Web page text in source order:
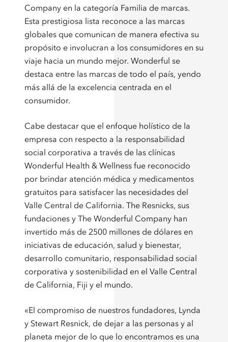
Company en la categoría Familia de marcas.
Esta prestigiosa lista reconoce a las marcas
globales que comunican de manera efectiva su
propósito e involucran a los consumidores en su
viaje hacia un mundo mejor. Wonderful se
destaca entre las marcas de todo el país, yendo
más allá de la excelencia centrada en el
consumidor.
Cabe destacar que el enfoque holístico de la
empresa con respecto a la responsabilidad
social corporativa a través de las clínicas
Wonderful Health & Wellness fue reconocido
por brindar atención médica y medicamentos
gratuitos para satisfacer las necesidades del
Valle Central de California. The Resnicks, sus
fundaciones y The Wonderful Company han
invertido más de 2500 millones de dólares en
iniciativas de educación, salud y bienestar,
desarrollo comunitario, responsabilidad social
corporativa y sostenibilidad en el Valle Central
de California, Fiji y el mundo.
«El compromiso de nuestros fundadores, Lynda
y Stewart Resnick, de dejar a las personas y al
planeta mejor de lo que lo encontramos es una